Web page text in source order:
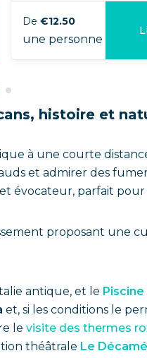
De€12.50
une personne
histoire et
à une courte
et admirer des
évocateur, parfait
proposant une
antique, et le Piscine
et, si les conditions le
le visite des thermes
théâtrale Le